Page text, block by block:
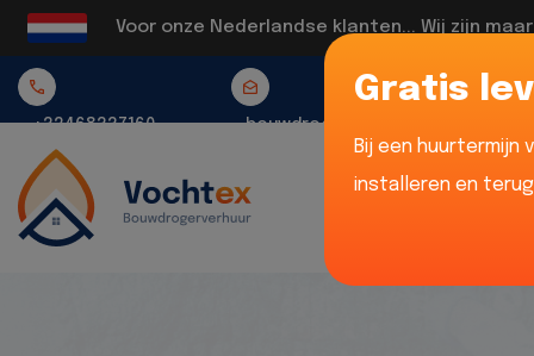
Voor onze Nederlandse klanten... Wij zijn
+32468337160 bouwdrogerverhuur@vochtex.be
Gratis
Bij een huurtermijn
installeren en